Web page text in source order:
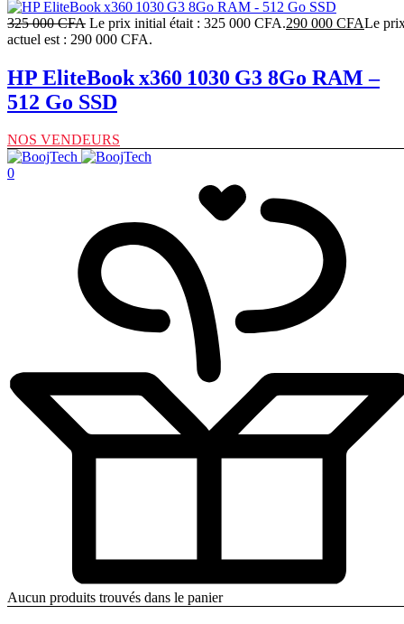
325 000CFA Le prix initial était : 325 000 CFA.290 000 CFALe
actuel est : 290 000 CFA.
HP EliteBook x360 1030 G3 8Go RAM –
512 Go SSD
NOS VENDEURS
0
Aucun produits trouvés dans le panier